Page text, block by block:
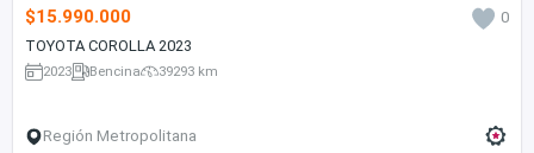
$15.990.000
0
TOYOTA COROLLA 2023
2023 Bencina 39293 km
Región Metropolitana